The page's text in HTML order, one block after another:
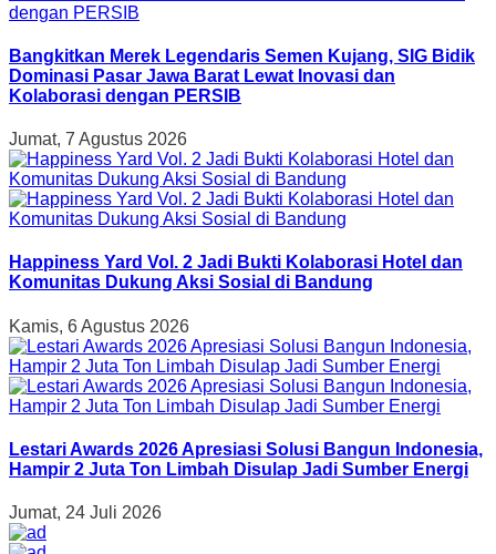
Bangkitkan Merek Legendaris Semen Kujang, SIG Bidik
Dominasi Pasar Jawa Barat Lewat Inovasi dan
Kolaborasi dengan PERSIB
Jumat, 7 Agustus 2026
Happiness Yard Vol. 2 Jadi Bukti Kolaborasi Hotel dan
Komunitas Dukung Aksi Sosial di Bandung
Kamis, 6 Agustus 2026
Lestari Awards 2026 Apresiasi Solusi Bangun Indonesia,
Hampir 2 Juta Ton Limbah Disulap Jadi Sumber Energi
Jumat, 24 Juli 2026